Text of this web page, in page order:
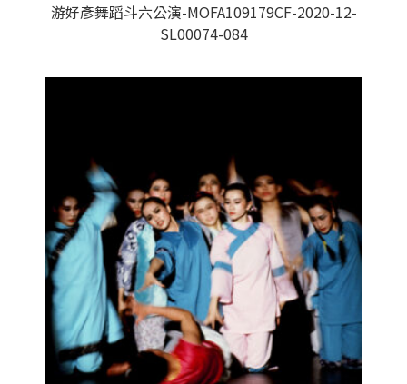
游好彥舞蹈斗六公演-MOFA109179CF-2020-12-
SL00074-084